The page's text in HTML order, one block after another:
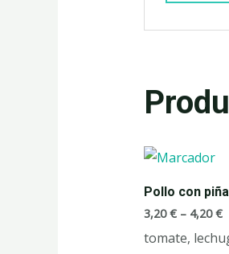
Pollo con piña
3,20€– 4,20€
tomate,